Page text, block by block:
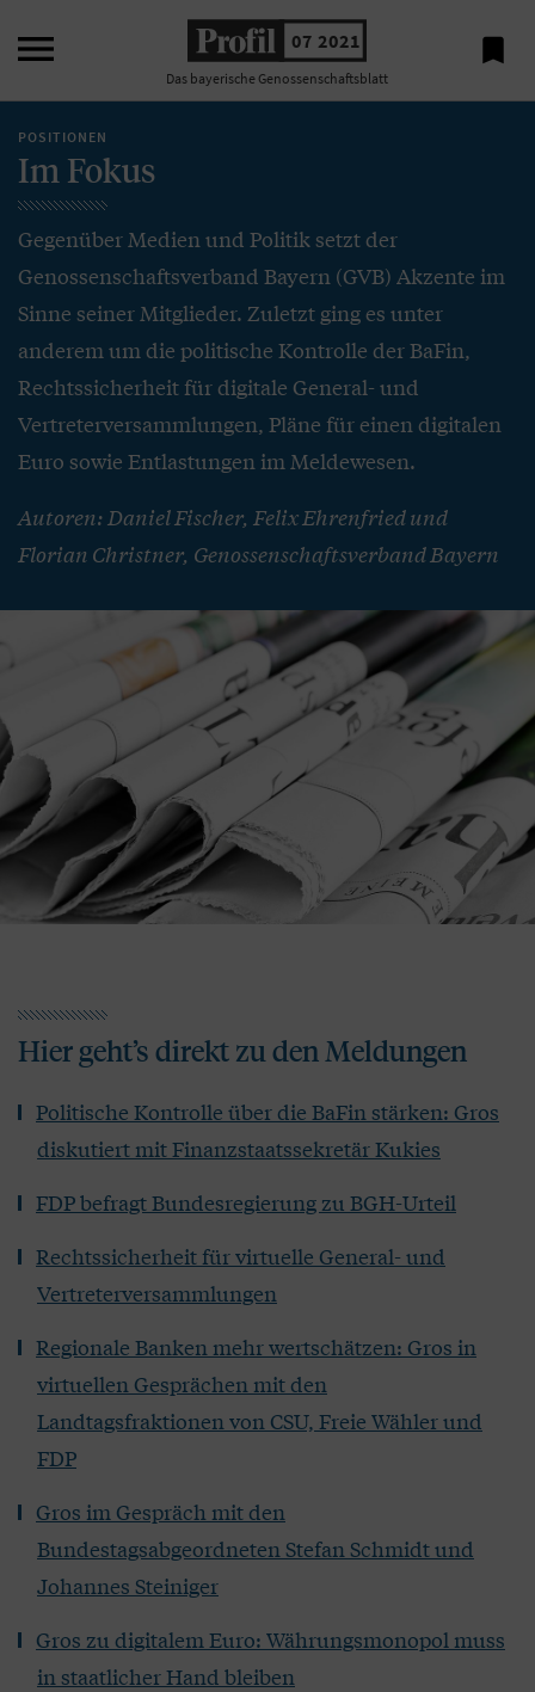
 07 2021
Das bayerische Genossenschaftsblatt

POSITIONEN
Im Fokus
Gegenüber Medien und Politik setzt der
Genossenschaftsverband Bayern (GVB) Akzente im
Sinne seiner Mitglieder. Zuletzt ging es unter
anderem um die politische Kontrolle der BaFin,
Rechtssicherheit für digitale General- und
Vertreterversammlungen, Pläne für einen digitalen
Euro sowie Entlastungen im Meldewesen.
Autoren: Daniel Fischer, Felix Ehrenfried und
Florian Christner, Genossenschaftsverband Bayern
Hier geht’s direkt zu den Meldungen
Politische Kontrolle über die BaFin stärken: Gros
diskutiert mit Finanzstaatssekretär Kukies
FDP befragt Bundesregierung zu BGH-Urteil
Rechtssicherheit für virtuelle General- und
Vertreterversammlungen
Regionale Banken mehr wertschätzen: Gros in
virtuellen Gesprächen mit den
Landtagsfraktionen von CSU, Freie Wähler und
FDP
Gros im Gespräch mit den
Bundestagsabgeordneten Stefan Schmidt und
Johannes Steiniger
Gros zu digitalem Euro: Währungsmonopol muss
in staatlicher Hand bleiben